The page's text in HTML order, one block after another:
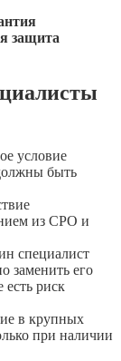
защита
условие
быть
из СРО и
специалист
заменить его
риск
в крупных
при наличии